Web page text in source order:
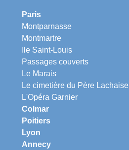
Paris
Montparnasse
Montmartre
Ile Saint-Louis
Passages couverts
Le Marais
Le cimetière du Père Lachaise
L'Opéra Garnier
Colmar
Poitiers
Lyon
Annecy